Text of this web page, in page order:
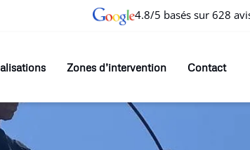
4.8/5 basés sur 628
Zones d’intervention Contact